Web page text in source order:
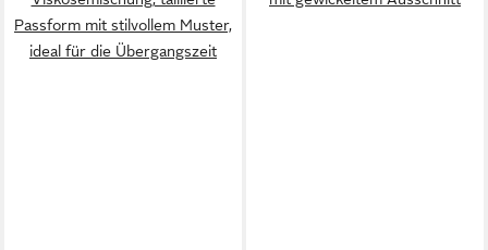
Passform mit stilvollem Muster,
ideal für die Übergangszeit